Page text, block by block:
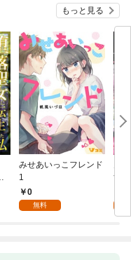
もっと見る
みせあいっこフレンド
1
0
無料
す
ま